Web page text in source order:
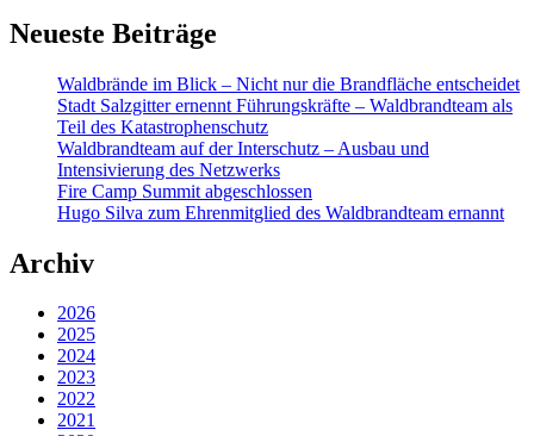
Neueste Beiträge
Waldbrände im Blick – Nicht nur die Brandfläche entscheidet
Stadt Salzgitter ernennt Führungskräfte – Waldbrandteam als
Teil des Katastrophenschutz
Waldbrandteam auf der Interschutz – Ausbau und
Intensivierung des Netzwerks
Fire Camp Summit abgeschlossen
Hugo Silva zum Ehrenmitglied des Waldbrandteam ernannt
Archiv
2026
2025
2024
2023
2022
2021